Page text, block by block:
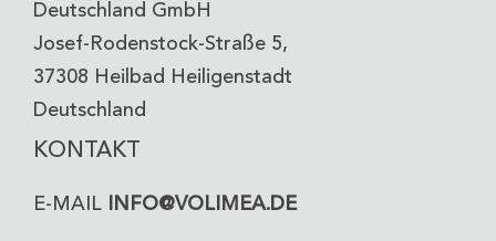
Deutschland GmbH
Josef-Rodenstock-Straße 5,
37308 Heilbad Heiligenstadt
Deutschland
KONTAKT
E-MAIL INFO@VOLIMEA.DE